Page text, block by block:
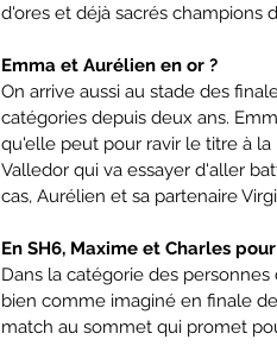
d'ores et déjà sacrés champions
Emma et Aurélien en or ?
On arrive aussi au stade des
catégories depuis deux ans.
qu'elle peut pour ravir le titre à
Valledor qui va essayer d'aller
cas, Aurélien et sa partenaire
En SH6, Maxime et Charles
Dans la catégorie des
bien comme imaginé en finale
match au sommet qui promet